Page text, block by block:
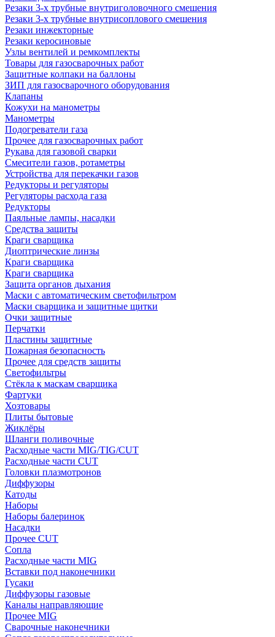
Резаки 3-х трубные внутриголовочного смешения
Резаки 3-х трубные внутрисоплового смешения
Резаки инжекторные
Резаки керосиновые
Узлы вентилей и ремкомплекты
Товары для газосварочных работ
Защитные колпаки на баллоны
ЗИП для газосварочного оборудования
Клапаны
Кожухи на манометры
Манометры
Подогреватели газа
Прочее для газосварочных работ
Рукава для газовой сварки
Смесители газов, ротаметры
Устройства для перекачки газов
Редукторы и регуляторы
Регуляторы расхода газа
Редукторы
Паяльные лампы, насадки
Средства защиты
Краги сварщика
Диоптрические линзы
Краги сварщика
Краги сварщика
Защита органов дыхания
Маски с автоматическим светофильтром
Маски сварщика и защитные щитки
Очки защитные
Перчатки
Пластины защитные
Пожарная безопасность
Прочее для средств защиты
Светофильтры
Стёкла к маскам сварщика
Фартуки
Хозтовары
Плиты бытовые
Жиклёры
Шланги поливочные
Расходные части MIG/TIG/CUT
Расходные части CUT
Головки плазмотронов
Диффузоры
Катоды
Наборы
Наборы балеринок
Насадки
Прочее CUT
Сопла
Расходные части MIG
Вставки под наконечники
Гусаки
Диффузоры газовые
Каналы направляющие
Прочее MIG
Сварочные наконечники